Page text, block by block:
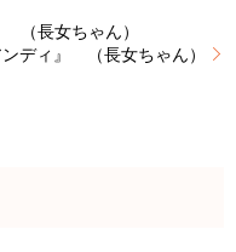
（長女ちゃん）
ディ』 （長女ちゃん）